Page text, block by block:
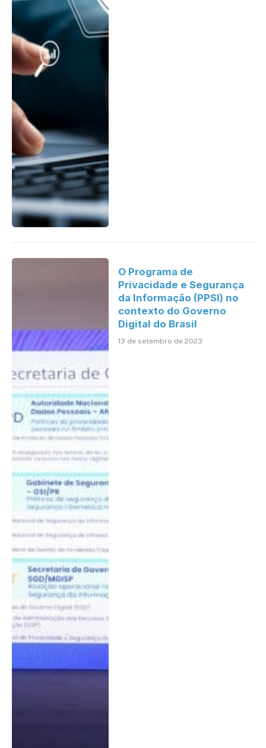
O Programa de
Privacidade e Segurança
da Informação (PPSI) no
contexto do Governo
Digital do Brasil
13 de setembro de 2023